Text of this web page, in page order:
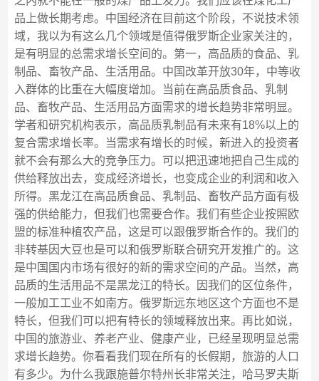
品上做长期考虑。中国经济在目前这个阶段，不说技术领
域，我以为有这么几个领域是值得俄罗斯企业家关注的，
是有明显的总需求增长空间的。第一，高品质的食品、乳
制品、畜牧产品、生活用品。中国改革开放30年，中等收
入群体的比重在大幅度增加。当前在高品质食品、乳制
品、畜牧产品、生活用品方面需求的增长趋势非常明显。
学者和研究机构表示，高品质乳制品有未来有18%以上的
复合需求增长率。当需求有增长的时候，新进入的投资者
就不会有那么大的竞争压力。可以把迅速地把自己生成的
供给释放出去，变成经济增长，也变成企业的利润和收入
所得。黑龙江在高品质食品、乳制品、畜牧产品方面有极
强的供给能力，但我们也需要合作。我们有些企业按照欧
盟的标准种植农产品，这是可以跟俄罗斯合作的。我们的
非转基因大豆也是可以和俄罗斯联合研究开发推广的。这
是中国国内市场有很好的新的需求空间的产品。当然，高
品质的生活用品不是黑龙江的特长。因我们的区位条件，
一般加工工业不如南方。俄罗斯远东地区这个方面也不是
特长，但我们可以把有特长的领域释放出来。再比如说，
中国的旅游业、养老产业、健康产业，已经呈现明显总需
求增长趋势。你看看我们现在所有的长假期，旅游的人口
有多少。为什么我跟施普尔特州长非常关注，哈马罗夫斯